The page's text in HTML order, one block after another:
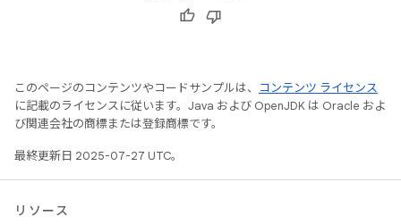
このページのコンテンツやコードサンプルは、
コンテンツ ライセンス
に記載のライセンスに従います。Java および OpenJDK は Oracle およ
び関連会社の商標または登録商標です。
最終更新日 2025-07-27 UTC。
リソース